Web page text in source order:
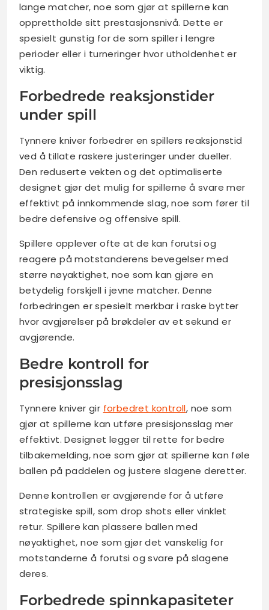
lange matcher, noe som gjør at spillerne kan
opprettholde sitt prestasjonsnivå. Dette er
spesielt gunstig for de som spiller i lengre
perioder eller i turneringer hvor utholdenhet er
viktig.
Forbedrede reaksjonstider
under spill
Tynnere kniver forbedrer en spillers reaksjonstid
ved å tillate raskere justeringer under dueller.
Den reduserte vekten og det optimaliserte
designet gjør det mulig for spillerne å svare mer
effektivt på innkommende slag, noe som fører til
bedre defensive og offensive spill.
Spillere opplever ofte at de kan forutsi og
reagere på motstanderens bevegelser med
større nøyaktighet, noe som kan gjøre en
betydelig forskjell i jevne matcher. Denne
forbedringen er spesielt merkbar i raske bytter
hvor avgjørelser på brøkdeler av et sekund er
avgjørende.
Bedre kontroll for
presisjonsslag
Tynnere kniver gir forbedret kontroll, noe som
gjør at spillerne kan utføre presisjonsslag mer
effektivt. Designet legger til rette for bedre
tilbakemelding, noe som gjør at spillerne kan føle
ballen på paddelen og justere slagene deretter.
Denne kontrollen er avgjørende for å utføre
strategiske spill, som drop shots eller vinklet
retur. Spillere kan plassere ballen med
nøyaktighet, noe som gjør det vanskelig for
motstanderne å forutsi og svare på slagene
deres.
Forbedrede spinnkapasiteter